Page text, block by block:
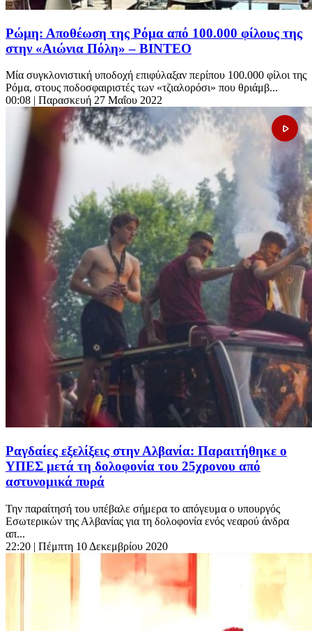
Ρώμη: Αποθέωση της Ρόμα από 100.000 φίλους της
στην «Αιώνια Πόλη» – ΒΙΝΤΕΟ
Μία συγκλονιστική υποδοχή επιφύλαξαν περίπου 100.000 φίλοι της
Ρόμα, στους ποδοσφαιριστές των «τζιαλορόσι» που θριάμβ...
00:08 | Παρασκευή 27 Μαΐου 2022
Ραγδαίες εξελίξεις στην Αλβανία: Παραιτήθηκε ο
ΥΠΕΣ μετά τη δολοφονία του 25χρονου από
αστυνομικά πυρά
Την παραίτησή του υπέβαλε σήμερα το απόγευμα ο υπουργός
Εσωτερικών της Αλβανίας για τη δολοφονία ενός νεαρού άνδρα
απ...
22:20 | Πέμπτη 10 Δεκεμβρίου 2020